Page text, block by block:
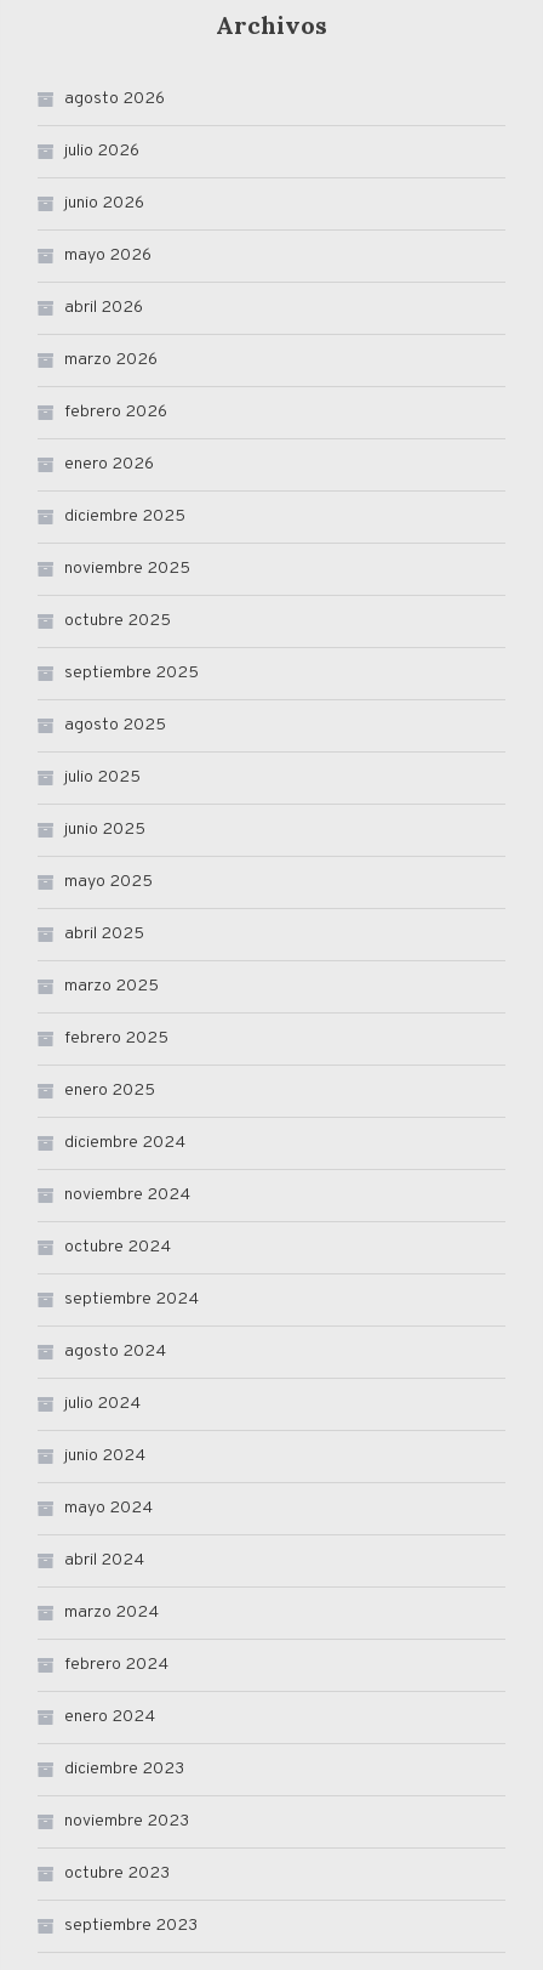
Archivos
agosto 2026
julio 2026
junio 2026
mayo 2026
abril 2026
marzo 2026
febrero 2026
enero 2026
diciembre 2025
noviembre 2025
octubre 2025
septiembre 2025
agosto 2025
julio 2025
junio 2025
mayo 2025
abril 2025
marzo 2025
febrero 2025
enero 2025
diciembre 2024
noviembre 2024
octubre 2024
septiembre 2024
agosto 2024
julio 2024
junio 2024
mayo 2024
abril 2024
marzo 2024
febrero 2024
enero 2024
diciembre 2023
noviembre 2023
octubre 2023
septiembre 2023